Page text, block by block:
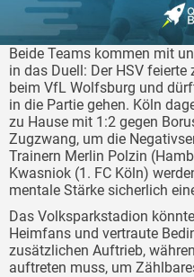
Beide Teams kommen mit
in das Duell: Der HSV
beim VfL Wolfsburg und
in die Partie gehen. Köln
zu Hause mit 1:2 gegen
Zugzwang, um die
Trainern Merlin Polzin
Kwasniok (1. FC Köln)
mentale Stärke sicherlich
Das Volksparkstadion
Heimfans und vertraute
zusätzlichen Auftrieb,
auftreten muss, um